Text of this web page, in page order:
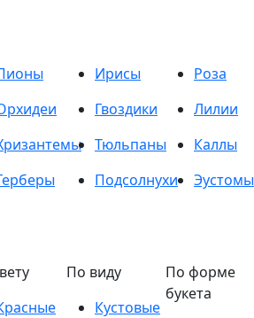
Ирисы
Роза
Гвоздики
Лилии
Тюльпаны
Каллы
Подсолнухи
Эустомы
По виду
Кустовые
По форме
букета